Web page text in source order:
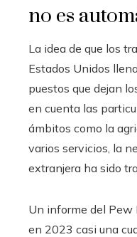
no es
La idea de que los
Estados Unidos
puestos que dejan
en cuenta las
ámbitos como la
varios servicios, la
extranjera ha sido
Un informe del Pew
en 2023 casi una